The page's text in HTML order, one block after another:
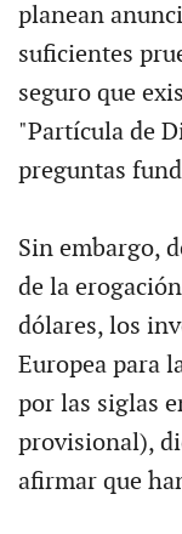
planean
suficientes
seguro que
"Partícula de
preguntas
Sin embargo,
de la
dólares, los
Europea para
por las siglas
provisional),
afirmar que